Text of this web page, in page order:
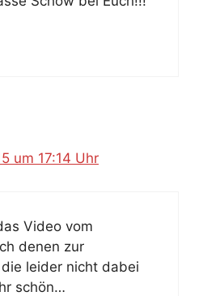
um 17:14 Uhr
Video vom
denen zur
leider nicht dabei
schön…